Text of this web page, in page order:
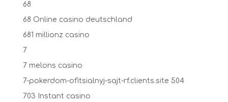
68
68 Online casino deutschland
681 millionz casino
7
7 melons casino
7-pokerdom-ofitsialnyj-sajt-rf.clients.site 504
703 Instant casino